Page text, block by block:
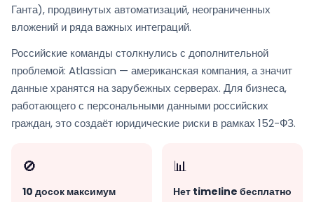
Ганта), продвинутых автоматизаций, неограниченных
вложений и ряда важных интеграций.
Российские команды столкнулись с дополнительной
проблемой: Atlassian — американская компания, а значит
данные хранятся на зарубежных серверах. Для бизнеса,
работающего с персональными данными российских
граждан, это создаёт юридические риски в рамках 152-ФЗ.
🚫
10 досок максимум
📊
Нет timeline бесплатно